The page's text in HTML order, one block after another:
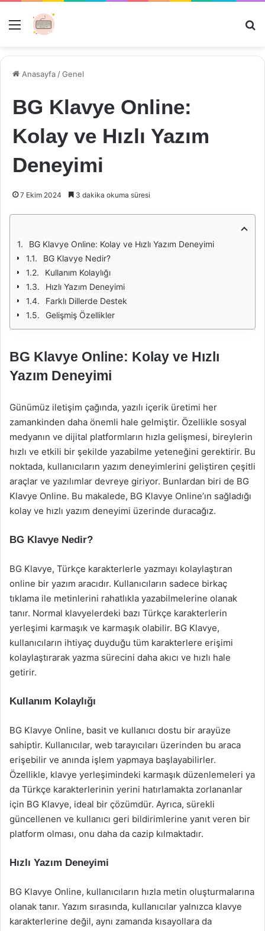
Menü
Anasayfa /Genel
BG Klavye Online:
Kolay ve Hızlı Yazım
Deneyimi
7 Ekim 2024 3 dakika okuma süresi
BG Klavye Online: Kolay ve Hızlı Yazım Deneyimi
BG Klavye Nedir?
Kullanım Kolaylığı
Hızlı Yazım Deneyimi
Farklı Dillerde Destek
Gelişmiş Özellikler
BG Klavye Online: Kolay ve Hızlı
Yazım Deneyimi
Günümüz iletişim çağında, yazılı içerik üretimi her
zamankinden daha önemli hale gelmiştir. Özellikle sosyal
medyanın ve dijital platformların hızla gelişmesi, bireylerin
hızlı ve etkili bir şekilde yazabilme yeteneğini gerektirir. Bu
noktada, kullanıcıların yazım deneyimlerini geliştiren çeşitli
araçlar ve yazılımlar devreye giriyor. Bunlardan biri de BG
Klavye Online. Bu makalede, BG Klavye Online’ın sağladığı
kolay ve hızlı yazım deneyimi üzerinde duracağız.
BG Klavye Nedir?
BG Klavye, Türkçe karakterlerle yazmayı kolaylaştıran
online bir yazım aracıdır. Kullanıcıların sadece birkaç
tıklama ile metinlerini rahatlıkla yazabilmelerine olanak
tanır. Normal klavyelerdeki bazı Türkçe karakterlerin
yerleşimi karmaşık ve karmaşık olabilir. BG Klavye,
kullanıcıların ihtiyaç duyduğu tüm karakterlere erişimi
kolaylaştırarak yazma sürecini daha akıcı ve hızlı hale
getirir.
Kullanım Kolaylığı
BG Klavye Online, basit ve kullanıcı dostu bir arayüze
sahiptir. Kullanıcılar, web tarayıcıları üzerinden bu araca
erişebilir ve anında işlem yapmaya başlayabilirler.
Özellikle, klavye yerleşimindeki karmaşık düzenlemeleri ya
da Türkçe karakterlerinin yerini hatırlamakta zorlananlar
için BG Klavye, ideal bir çözümdür. Ayrıca, sürekli
güncellenen ve kullanıcı geri bildirimlerine yanıt veren bir
platform olması, onu daha da cazip kılmaktadır.
Hızlı Yazım Deneyimi
BG Klavye Online, kullanıcıların hızla metin oluşturmalarına
olanak tanır. Yazım sırasında, kullanıcılar yalnızca klavye
karakterlerine değil, aynı zamanda kısayollara da